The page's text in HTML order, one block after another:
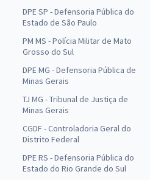
DPE SP - Defensoria Pública do
Estado de São Paulo
PM MS - Polícia Militar de Mato
Grosso do Sul
DPE MG - Defensoria Pública de
Minas Gerais
TJ MG - Tribunal de Justiça de
Minas Gerais
CGDF - Controladoria Geral do
Distrito Federal
DPE RS - Defensoria Pública do
Estado do Rio Grande do Sul